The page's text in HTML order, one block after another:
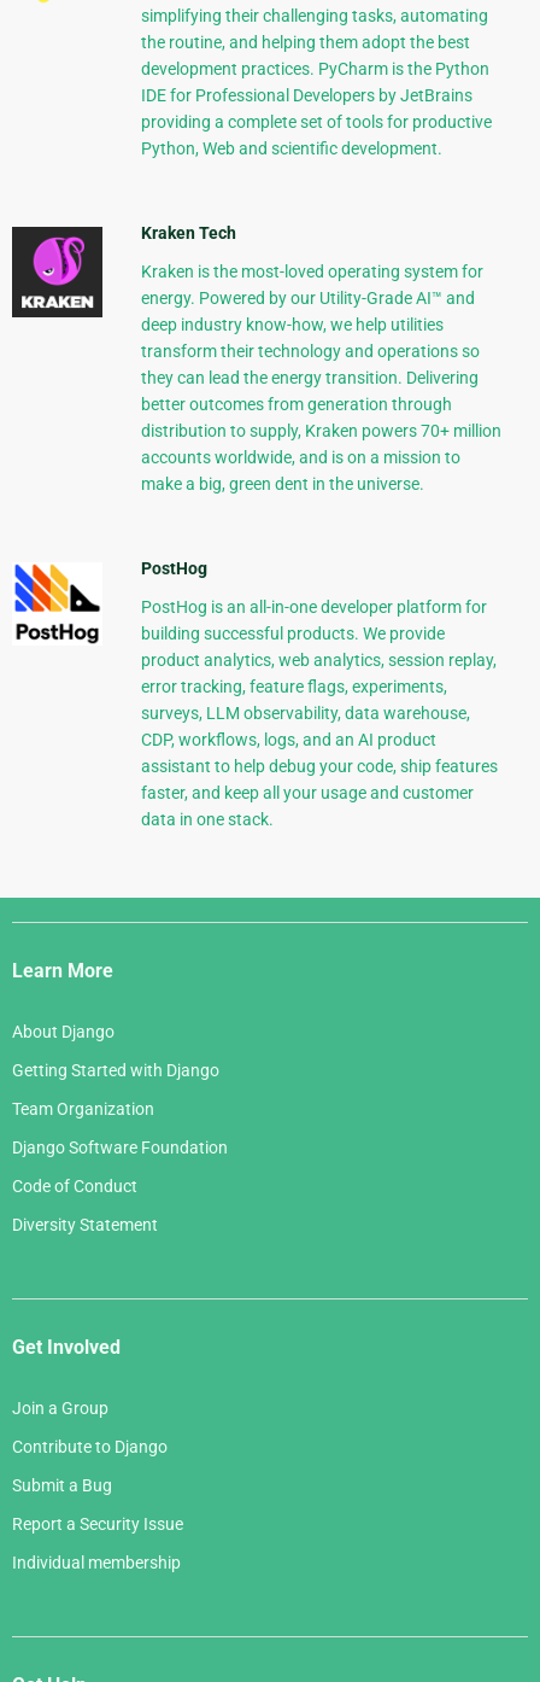
simplifying their challenging tasks, automating
the routine, and helping them adopt the best
development practices. PyCharm is the Python
IDE for Professional Developers by JetBrains
providing a complete set of tools for productive
Python, Web and scientific development.
Kraken Tech
Kraken is the most-loved operating system for
energy. Powered by our Utility-Grade AI™ and
deep industry know-how, we help utilities
transform their technology and operations so
they can lead the energy transition. Delivering
better outcomes from generation through
distribution to supply, Kraken powers 70+ million
accounts worldwide, and is on a mission to
make a big, green dent in the universe.
PostHog
PostHog is an all-in-one developer platform for
building successful products. We provide
product analytics, web analytics, session replay,
error tracking, feature flags, experiments,
surveys, LLM observability, data warehouse,
CDP, workflows, logs, and an AI product
assistant to help debug your code, ship features
faster, and keep all your usage and customer
data in one stack.
Django
Links
Learn More
About Django
Getting Started with Django
Team Organization
Django Software Foundation
Code of Conduct
Diversity Statement
Get Involved
Join a Group
Contribute to Django
Submit a Bug
Report a Security Issue
Individual membership